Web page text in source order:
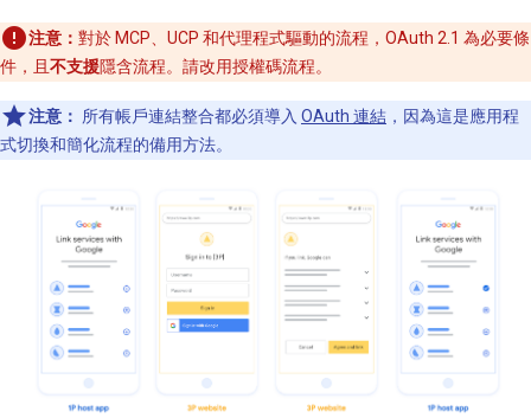
注意： 對於 MCP、UCP 和代理程式驅動的流程，OAuth 2.1 為必要條
件，且 不支援隱含流程。請改用授權碼流程。
注意： 所有帳戶連結整合都必須導入 OAuth 連結 ，因為這是應用程
式切換和簡化流程的備用方法。